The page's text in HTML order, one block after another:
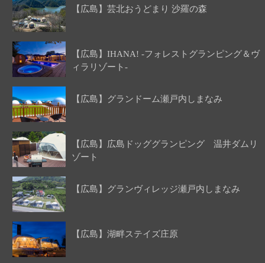
【広島】芸北おうどまり 沙羅の森
【広島】IHANA! -フォレストグランピング＆ヴ
ィラリゾート-
【広島】グランドーム瀬戸内しまなみ
【広島】広島ドッググランピング 温井ダムリ
ゾート
【広島】グランヴィレッジ瀬戸内しまなみ
【広島】湖畔ステイズ庄原